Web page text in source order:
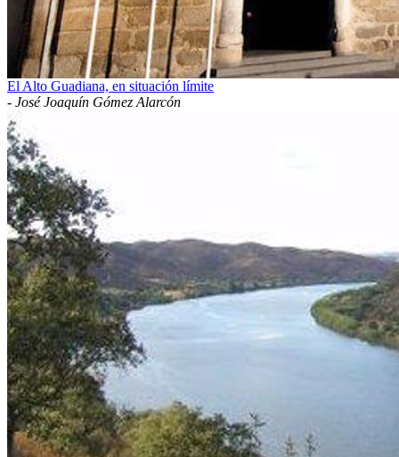
El Alto Guadiana, en situación límite
- José Joaquín Gómez Alarcón